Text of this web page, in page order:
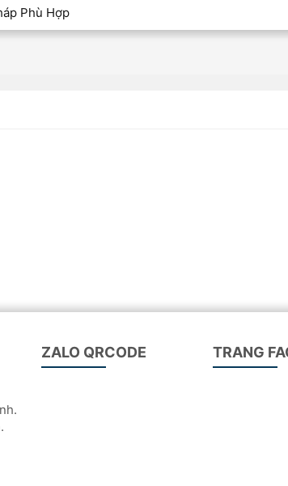
Phù Hợp
ZALO QRCODE TRANG